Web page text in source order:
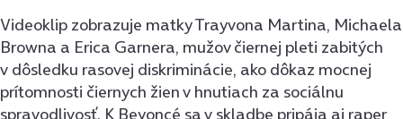
Videoklip zobrazuje matky Trayvona Martina, Michaela
Browna a Erica Garnera, mužov čiernej pleti zabitých
v dôsledku rasovej diskriminácie, ako dôkaz mocnej
prítomnosti čiernych žien v hnutiach za sociálnu
spravodlivosť. K Beyoncé sa v skladbe pripája aj raper